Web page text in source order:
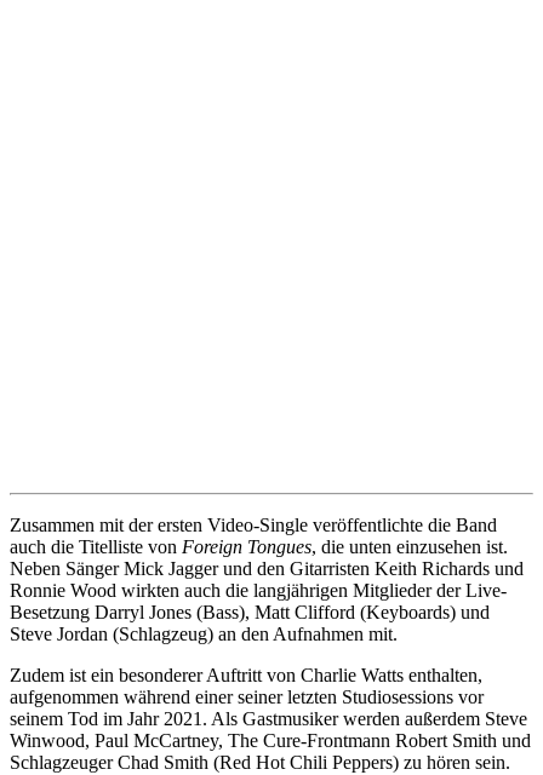
Zusammen mit der ersten Video-Single veröffentlichte die Band
auch die Titelliste von Foreign Tongues, die unten einzusehen ist.
Neben Sänger Mick Jagger und den Gitarristen Keith Richards und
Ronnie Wood wirkten auch die langjährigen Mitglieder der Live-
Besetzung Darryl Jones (Bass), Matt Clifford (Keyboards) und
Steve Jordan (Schlagzeug) an den Aufnahmen mit.
Zudem ist ein besonderer Auftritt von Charlie Watts enthalten,
aufgenommen während einer seiner letzten Studiosessions vor
seinem Tod im Jahr 2021. Als Gastmusiker werden außerdem Steve
Winwood, Paul McCartney, The Cure-Frontmann Robert Smith und
Schlagzeuger Chad Smith (Red Hot Chili Peppers) zu hören sein.